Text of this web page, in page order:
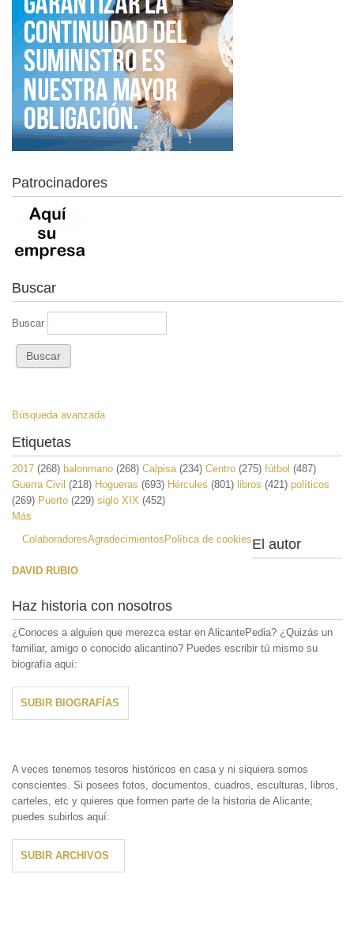
Patrocinadores
Buscar
Buscar
Búsqueda avanzada
Etiquetas
2017 (268) balonmano (268) Calpisa(234) Centro (275) fútbol (487)
Guerra Civil (218) Hogueras (693) Hércules (801) libros (421) políticos
(269) Puerto (229) siglo XIX (452)
Más
ColaboradoresAgradecimientosPolítica de cookiesEl autor
DAVID RUBIO
Haz historia con nosotros
¿Conoces a alguien que merezca estar en AlicantePedia? ¿Quizás un
familiar, amigo o conocido alicantino? Puedes escribir tú mismo su
biografía aquí:
SUBIR BIOGRAFÍAS
A veces tenemos tesoros históricos en casa y ni siquiera somos
conscientes. Si posees fotos, documentos, cuadros, esculturas, libros,
carteles, etc y quieres que formen parte de la historia de Alicante;
puedes subirlos aquí:
SUBIR ARCHIVOS